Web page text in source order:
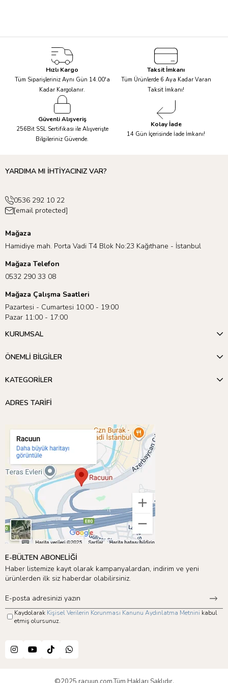
Çiçekli Kelebek Kanatlar
, birbirinden renkli çiçeklerden taçlar,
figürlü çantalar, pastel renklerde baş süsleri
, çiçekli kolye gibi
aksesuarlar ve geçici dövmeler; sizi şahane bir bahar partisine
Çiçek Desenli Mumlarve pasta süsleri ise şahane partinizde
Geriye sadece kusursuzca hazırlanan partinizin tadını çıkarmak
kalıyor! 🎈
Meri Meri’nin sunduğu geniş ürün yelpazesini keşfetmek için
Çiçek Teması’nı inceleyebilirsiniz! 🎉
Hızlı Kargo
Tüm Siparişleriniz Aynı Gün 14.00'a
Kadar Kargolanır.
Taksit İmkanı
Tüm Ürünlerde 6 Aya Kadar Varan
Taksit İmkanı!
Güvenli Alışveriş
256Bit SSL Sertifikası ile Alışverişte
Bilgileriniz Güvende.
Kolay İade
14 Gün İçerisinde İade İmkanı!
YARDIMA MI İHTİYACINIZ VAR?
0536 292 10 22
[email protected]
Mağaza
Hamidiye mah. Porta Vadi T4 Blok No:23 Kağıthane - İstanbul
Mağaza Telefon
0532 290 33 08
Mağaza Çalışma Saatleri
Pazartesi - Cumartesi 10:00 - 19:00
Pazar 11:00 - 17:00
KURUMSAL
ÖNEMLİ BİLGİLER
KATEGORİLER
ADRES TARİFİ
E-BÜLTEN ABONELİĞİ
Haber listemize kayıt olarak kampanyalardan, indirim ve yeni
ürünlerden ilk siz haberdar olabilirsiniz.
Kaydolarak Kişisel Verilerin Korunması Kanunu Aydınlatma Metnini kabul
etmiş olursunuz.